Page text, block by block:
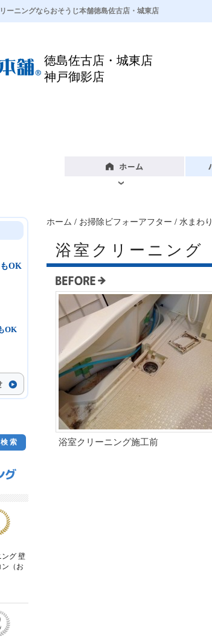
ーニングならおそうじ本舗徳島佐古店・城東店
徳島佐古店・城東店
神戸御影店
ホーム / お掃除ビフォーアフター / 水まわり
浴室クリーニング
浴室クリーニング施工前
OK
OK
グ 壁
（お